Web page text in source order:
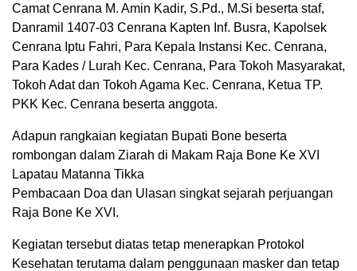
Camat Cenrana M. Amin Kadir, S.Pd., M.Si beserta staf,
Danramil 1407-03 Cenrana Kapten Inf. Busra, Kapolsek
Cenrana Iptu Fahri, Para Kepala Instansi Kec. Cenrana,
Para Kades / Lurah Kec. Cenrana, Para Tokoh Masyarakat,
Tokoh Adat dan Tokoh Agama Kec. Cenrana, Ketua TP.
PKK Kec. Cenrana beserta anggota.
Adapun rangkaian kegiatan Bupati Bone beserta
rombongan dalam Ziarah di Makam Raja Bone Ke XVI
Lapatau Matanna Tikka
Pembacaan Doa dan Ulasan singkat sejarah perjuangan
Raja Bone Ke XVI.
Kegiatan tersebut diatas tetap menerapkan Protokol
Kesehatan terutama dalam penggunaan masker dan tetap